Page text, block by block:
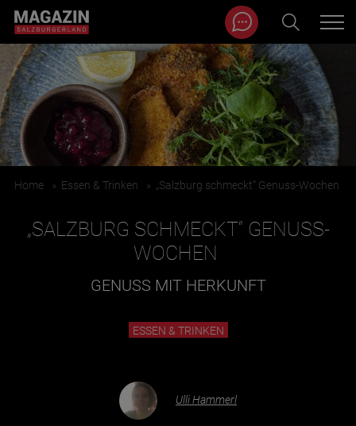
Zum Inhalt springen
BEITRÄGE IN MEINER NÄHE
Magazin durchsuchen...
Home » Essen & Trinken » „Salzburg schmeckt“ Genuss-Wochen
„SALZBURG SCHMECKT“ GENUSS-
WOCHEN
GENUSS MIT HERKUNFT
ESSEN & TRINKEN
Ulli Hammerl